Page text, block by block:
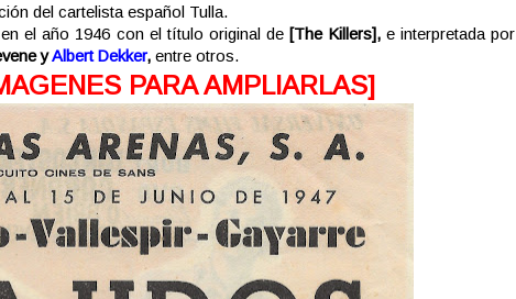
del cartelista español Tulla.
el año 1946 con el título original de [The Killers], e interpretada por
yAlbert Dekker, entre otros.
PARA AMPLIARLAS]